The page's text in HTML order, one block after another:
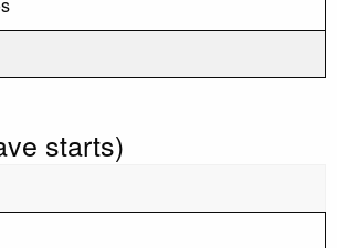
starts)